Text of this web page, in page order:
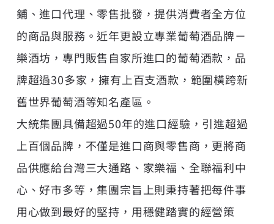
鋪、進口代理、零售批發，提供消費者全方位
的商品與服務。近年更設立專業葡萄酒品牌－
樂酒坊，專門販售自家所進口的葡萄酒款，品
牌超過30多家，擁有上百支酒款，範圍橫跨新
舊世界葡萄酒等知名產區。
大統集團具備超過50年的進口經驗，引進超過
上百個品牌，不僅是進口商與零售商，更將商
品供應給台灣三大通路、家樂福、全聯福利中
心、好市多等，集團宗旨上則秉持著把每件事
用心做到最好的堅持，用穩健踏實的經營策